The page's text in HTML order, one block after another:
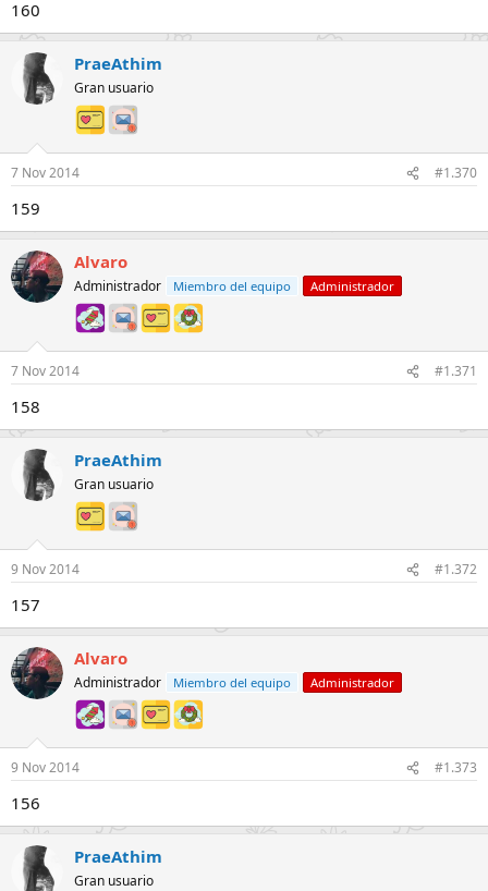
160
PraeAthim
Gran usuario
7 Nov 2014 #1.370
159
Alvaro
Administrador Miembro del equipo Administrador
7 Nov 2014 #1.371
158
PraeAthim
Gran usuario
9 Nov 2014 #1.372
157
Alvaro
Administrador Miembro del equipo Administrador
9 Nov 2014 #1.373
156
PraeAthim
Gran usuario